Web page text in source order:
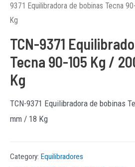
9371 Equilibradora de bobinas Tecna
Kg
TCN-9371
Tecna 90-105 Kg /
Kg
TCN-9371 Equilibradora de bobinas
mm / 18 Kg
Category: Equilibradores